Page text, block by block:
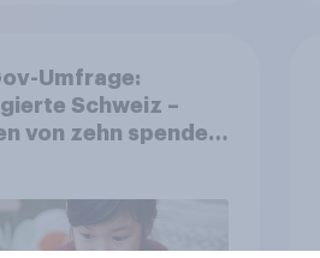
Umfrage:
Schweiz –
von zehn spenden,